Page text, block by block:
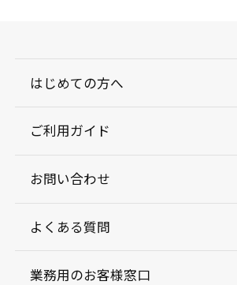
はじめての方へ
ご利用ガイド
お問い合わせ
よくある質問
業務用のお客様窓口